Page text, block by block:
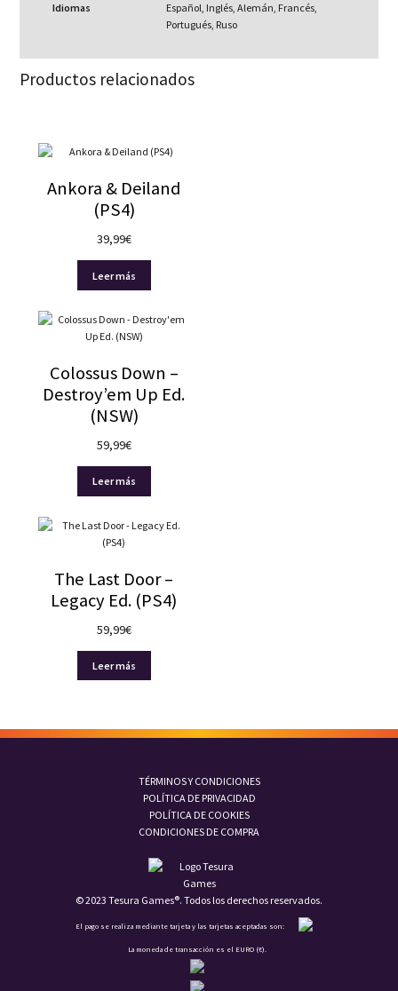
Idiomas
Español, Inglés, Alemán, Francés,
Portugués, Ruso
Productos relacionados
Ankora & Deiland
(PS4)
39,99€
Leer más
Colossus Down –
Destroy’em Up Ed.
(NSW)
59,99€
Leer más
The Last Door –
Legacy Ed. (PS4)
59,99€
Leer más
TÉRMINOS Y CONDICIONES
POLÍTICA DE PRIVACIDAD
POLÍTICA DE COOKIES
CONDICIONES DE COMPRA
© 2023 Tesura Games®. Todos los derechos reservados.
El pago se realiza mediante tarjeta y las tarjetas aceptadas son:
La moneda de transacción es el EURO (€).